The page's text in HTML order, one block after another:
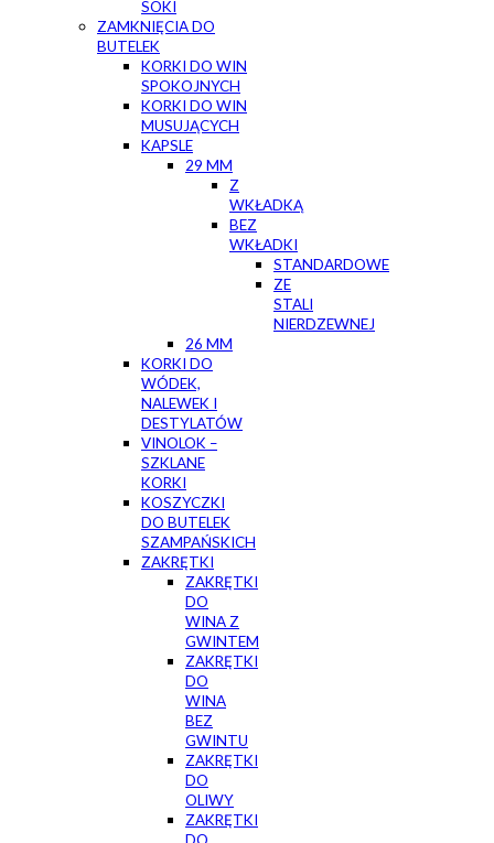
SOKI
ZAMKNIĘCIA DO
BUTELEK
KORKI DO WIN
SPOKOJNYCH
KORKI DO WIN
MUSUJĄCYCH
KAPSLE
29 MM
Z
WKŁADKĄ
BEZ
WKŁADKI
STANDARDOWE
ZE
STALI
NIERDZEWNEJ
26 MM
KORKI DO
WÓDEK,
NALEWEK I
DESTYLATÓW
VINOLOK –
SZKLANE
KORKI
KOSZYCZKI
DO BUTELEK
SZAMPAŃSKICH
ZAKRĘTKI
ZAKRĘTKI
DO
WINA Z
GWINTEM
ZAKRĘTKI
DO
WINA
BEZ
GWINTU
ZAKRĘTKI
DO
OLIWY
ZAKRĘTKI